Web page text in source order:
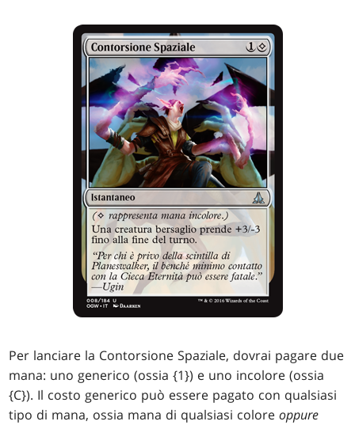
Per lanciare la Contorsione Spaziale, dovrai pagare due
mana: uno generico (ossia {1}) e uno incolore (ossia
{C}). Il costo generico può essere pagato con qualsiasi
tipo di mana, ossia mana di qualsiasi coloreoppure